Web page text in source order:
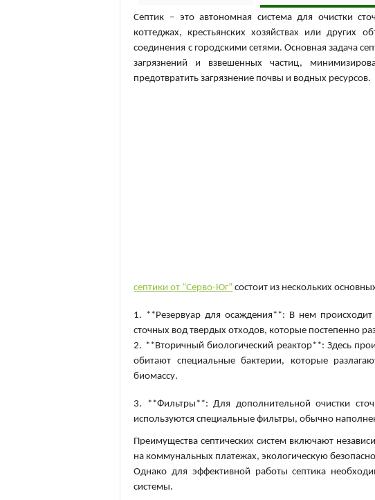
Септик – это автономная система для очистки
коттеджах, крестьянских хозяйствах или других
соединения с городскими сетями. Основная задача
загрязнений и взвешенных частиц,
предотвратить загрязнение почвы и водных ресурсов.
септики от “Серво-Юг” состоит из нескольких
1. **Резервуар для осаждения**: В нем
сточных вод твердых отходов, которые постепенно
2. **Вторичный биологический реактор**: Здесь
обитают специальные бактерии, которые
биомассу.
3. **Фильтры**: Для дополнительной очистки
используются специальные фильтры, обычно
Преимущества септических систем включают
на коммунальных платежах, экологическую
Однако для эффективной работы септика
системы.